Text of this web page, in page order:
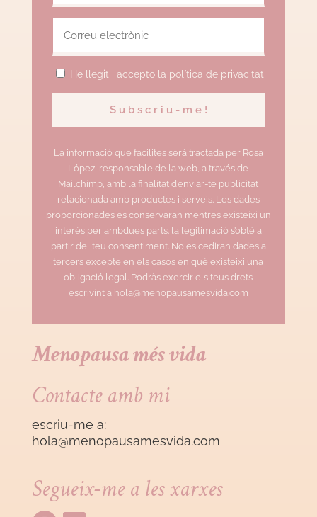
He llegit i accepto la política de privacitat
La informació que facilites serà tractada per Rosa
López, responsable de la web, a través de
Mailchimp, amb la finalitat d’enviar-te publicitat
relacionada amb productes i serveis. Les dades
proporcionades es conservaran mentres existeixi un
interès per ambdues parts. la legitimació s’obté a
partir del teu consentiment. No es cediran dades a
tercers excepte en els casos en què existeixi una
obligació legal. Podràs exercir els teus drets
escrivint a hola@menopausamesvida.com
Menopausa més vida
Contacte amb mi
escriu-me a:
hola@menopausamesvida.com
Segueix-me a les xarxes